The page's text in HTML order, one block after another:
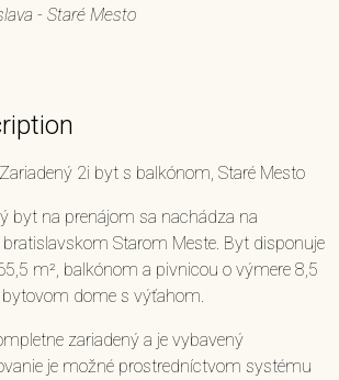
- Staré Mesto
2i byt s balkónom, Staré Mesto
byt na prenájom sa nachádza na
Starom Meste. Byt disponuje
m², balkónom a pivnicou o výmere 8,5
dome s výťahom.
zariadený a je vybavený
je možné prostredníctvom systému